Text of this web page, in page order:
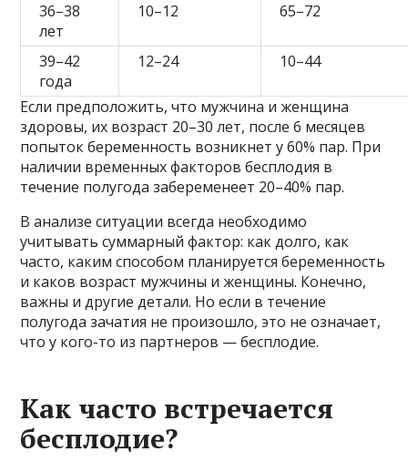
36–38
лет
10–12 65–72
39–42
года
12–24 10–44
Если предположить, что мужчина и женщина
здоровы, их возраст 20–30 лет, после 6 месяцев
попыток беременность возникнет у 60% пар. При
наличии временных факторов бесплодия в
течение полугода забеременеет 20–40% пар.
В анализе ситуации всегда необходимо
учитывать суммарный фактор: как долго, как
часто, каким способом планируется беременность
и каков возраст мужчины и женщины. Конечно,
важны и другие детали. Но если в течение
полугода зачатия не произошло, это не означает,
что у кого-то из партнеров — бесплодие.
Как часто встречается
бесплодие?